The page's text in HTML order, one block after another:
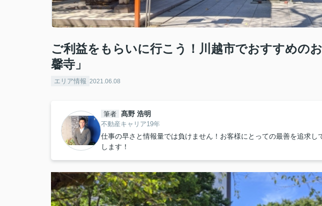
ご利益をもらいに行こう！川越市でおすすめの
馨寺」
エリア情報 2021.06.08
筆者 髙野 浩明
不動産キャリア19年
仕事の早さと情報量では負けません！お客様にとっての最善を追求し
します！